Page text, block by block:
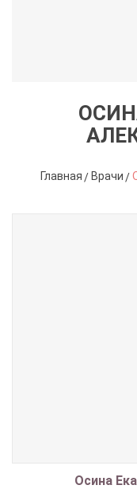
Главная Врачи
Осина